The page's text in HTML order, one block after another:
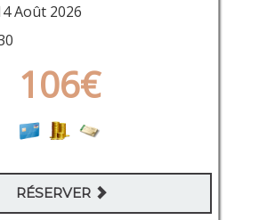
Août 2026
106€
RÉSERVER